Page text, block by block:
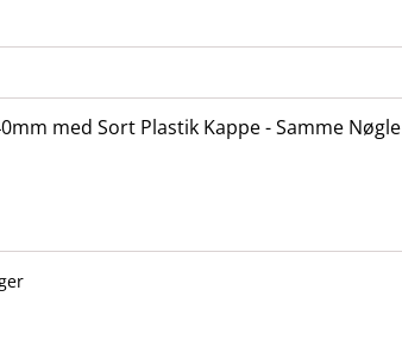
med Sort Plastik Kappe - Samme Nøgle